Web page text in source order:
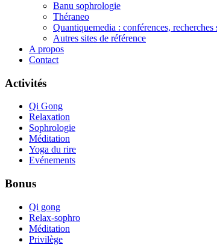
Banu sophrologie
Théraneo
Quantiquemedia : conférences,
Autres sites de référence
A propos
Contact
Activités
Qi Gong
Relaxation
Sophrologie
Méditation
Yoga du rire
Evénements
Bonus
Qi gong
Relax-sophro
Méditation
Privilège